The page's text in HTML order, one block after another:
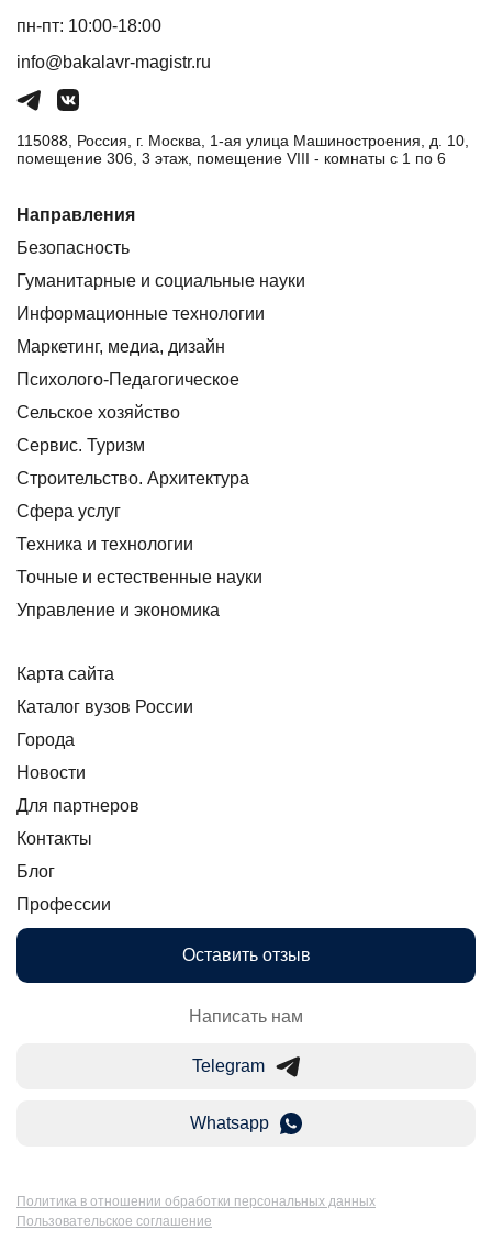
пн-пт: 10:00-18:00
info@bakalavr-magistr.ru
115088, Россия, г. Москва, 1-ая улица Машиностроения, д. 10,
помещение 306, 3 этаж, помещение VIII - комнаты с 1 по 6
Направления
Безопасность
Гуманитарные и социальные науки
Информационные технологии
Маркетинг, медиа, дизайн
Психолого-Педагогическое
Сельское хозяйство
Сервис. Туризм
Строительство. Архитектура
Сфера услуг
Техника и технологии
Точные и естественные науки
Управление и экономика
Карта сайта
Каталог вузов России
Города
Новости
Для партнеров
Контакты
Блог
Профессии
Оставить отзыв
Написать нам
Telegram
Whatsapp
Политика в отношении обработки персональных данных
Пользовательское соглашение